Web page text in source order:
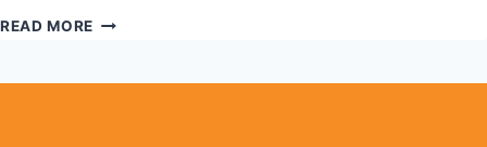
READ MORE